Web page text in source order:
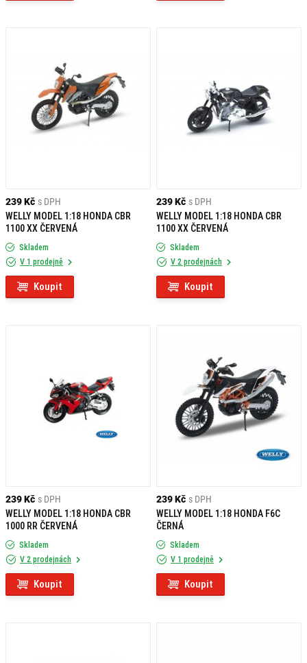
239 Kč s DPH
WELLY MODEL 1:18 HONDA CBR
1100 XX ČERVENÁ
Skladem
V 1 prodejně
Koupit
239 Kč s DPH
WELLY MODEL 1:18 HONDA CBR
1100 XX ČERVENÁ
Skladem
V 2 prodejnách
Koupit
239 Kč s DPH
WELLY MODEL 1:18 HONDA CBR
1000 RR ČERVENÁ
Skladem
V 2 prodejnách
Koupit
239 Kč s DPH
WELLY MODEL 1:18 HONDA F6C
ČERNÁ
Skladem
V 1 prodejně
Koupit